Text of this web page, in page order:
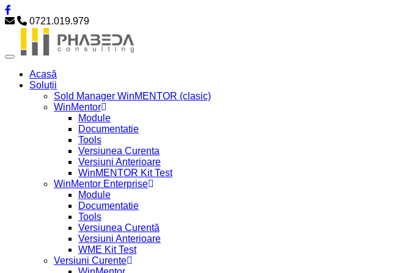
0721.019.979
Acasă
Soluții
Sold Manager WinMENTOR (clasic)
WinMentor
Module
Documentatie
Tools
Versiunea Curenta
Versiuni Anterioare
WinMENTOR Kit Test
WinMentor Enterprise
Module
Documentatie
Tools
Versiunea Curentă
Versiuni Anterioare
WME Kit Test
Versiuni Curente